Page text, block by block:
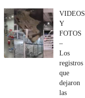
VIDEOS
Y
FOTOS
–
Los
registros
que
dejaron
las